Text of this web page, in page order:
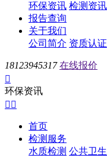
环保资讯 检测资讯
报告查询
关于我们
公司简介 资质认证
18123945317 在线报价

环保资讯
 
首页
检测服务
水质检测 公共卫